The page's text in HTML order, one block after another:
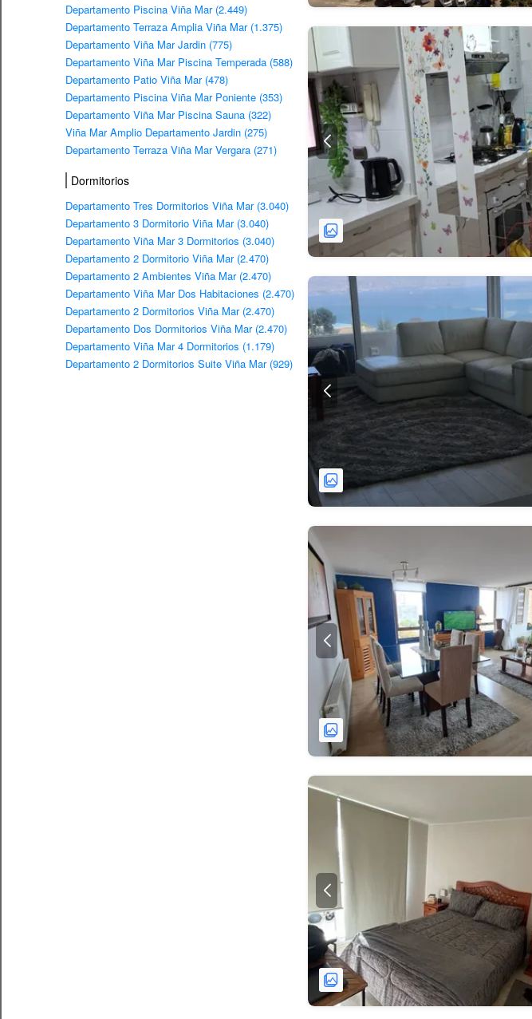
Departamento Piscina Viña Mar (2.449)
Departamento Terraza Amplia Viña Mar (1.375)
Departamento Viña Mar Jardin (775)
Departamento Viña Mar Piscina Temperada (588)
Departamento Patio Viña Mar (478)
Departamento Piscina Viña Mar Poniente (353)
Departamento Viña Mar Piscina Sauna (322)
Viña Mar Amplio Departamento Jardin (275)
Departamento Terraza Viña Mar Vergara (271)
Dormitorios
Departamento Tres Dormitorios Viña Mar (3.040)
Departamento 3 Dormitorio Viña Mar (3.040)
Departamento Viña Mar 3 Dormitorios (3.040)
Departamento 2 Dormitorio Viña Mar (2.470)
Departamento 2 Ambientes Viña Mar (2.470)
Departamento Viña Mar Dos Habitaciones (2.470)
Departamento 2 Dormitorios Viña Mar (2.470)
Departamento Dos Dormitorios Viña Mar (2.470)
Departamento Viña Mar 4 Dormitorios (1.179)
Departamento 2 Dormitorios Suite Viña Mar (929)